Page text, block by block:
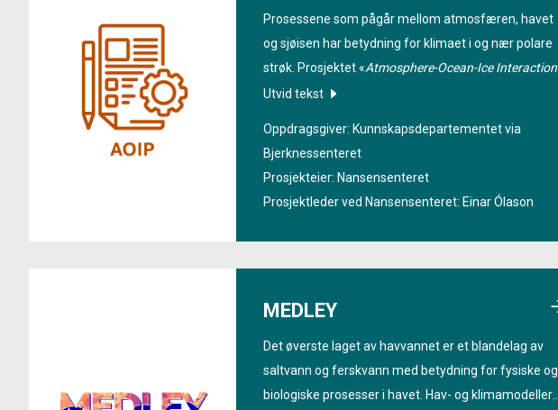
Prosessene som pågår mellom atmosfæren, havet
og sjøisen har betydning for klimaet i og nær polare
strøk. Prosjektet «Atmosphere-Ocean-Ice Interactions
in Polar and sub-polar Regions
måte i NorESM, jordsystemmodellen fra Bergen.
Utvid tekst
Oppdragsgiver: Kunnskapsdepartementet via
Bjerknessenteret
Prosjekteier: Nansensenteret
Prosjektleder ved Nansensenteret: Einar Ólason
MEDLEY
Det øverste laget av havvannet er et blandelag av
saltvann og ferskvann med betydning for fysiske og
biologiske prosesser i havet. Hav- og klimamodeller